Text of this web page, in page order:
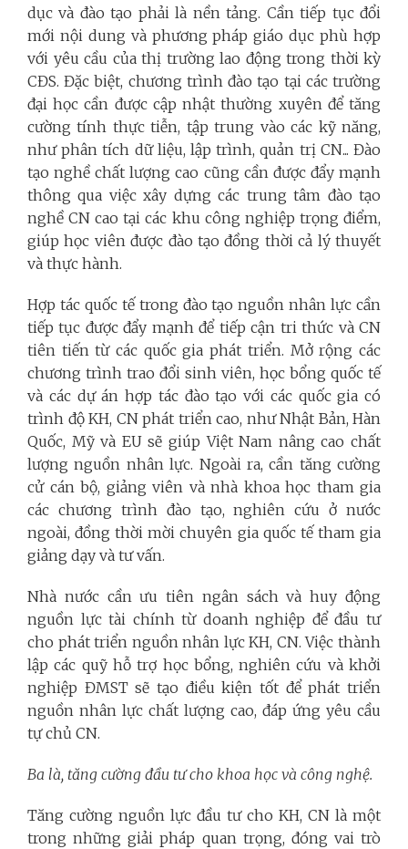
dục và đào tạo phải là nền tảng. Cần tiếp tục đổi
mới nội dung và phương pháp giáo dục phù hợp
với yêu cầu của thị trường lao động trong thời kỳ
CĐS. Đặc biệt, chương trình đào tạo tại các trường
đại học cần được cập nhật thường xuyên để tăng
cường tính thực tiễn, tập trung vào các kỹ năng,
như phân tích dữ liệu, lập trình, quản trị CN... Đào
tạo nghề chất lượng cao cũng cần được đẩy mạnh
thông qua việc xây dựng các trung tâm đào tạo
nghề CN cao tại các khu công nghiệp trọng điểm,
giúp học viên được đào tạo đồng thời cả lý thuyết
và thực hành.
Hợp tác quốc tế trong đào tạo nguồn nhân lực cần
tiếp tục được đẩy mạnh để tiếp cận tri thức và CN
tiên tiến từ các quốc gia phát triển. Mở rộng các
chương trình trao đổi sinh viên, học bổng quốc tế
và các dự án hợp tác đào tạo với các quốc gia có
trình độ KH, CN phát triển cao, như Nhật Bản, Hàn
Quốc, Mỹ và EU sẽ giúp Việt Nam nâng cao chất
lượng nguồn nhân lực. Ngoài ra, cần tăng cường
cử cán bộ, giảng viên và nhà khoa học tham gia
các chương trình đào tạo, nghiên cứu ở nước
ngoài, đồng thời mời chuyên gia quốc tế tham gia
giảng dạy và tư vấn.
Nhà nước cần ưu tiên ngân sách và huy động
nguồn lực tài chính từ doanh nghiệp để đầu tư
cho phát triển nguồn nhân lực KH, CN. Việc thành
lập các quỹ hỗ trợ học bổng, nghiên cứu và khởi
nghiệp ĐMST sẽ tạo điều kiện tốt để phát triển
nguồn nhân lực chất lượng cao, đáp ứng yêu cầu
tự chủ CN.
Ba là, tăng cường đầu tư cho khoa học và công nghệ.
Tăng cường nguồn lực đầu tư cho KH, CN là một
trong những giải pháp quan trọng, đóng vai trò